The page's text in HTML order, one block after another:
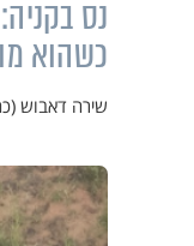
נס
כשהוא
שירה דאבוש